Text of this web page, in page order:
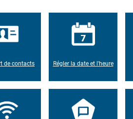
de contacts Régler la date et l'heure